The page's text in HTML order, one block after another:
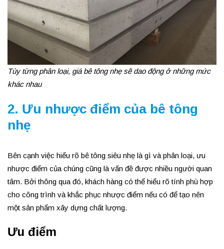
Tùy từng phân loại, giá bê tông nhẹ sẽ dao động ở những mức
khác nhau
2. Ưu nhược điểm của bê tông
nhẹ
Bên cạnh việc hiểu rõ bê tông siêu nhẹ là gì và phân loại, ưu
nhược điểm của chúng cũng là vấn đề được nhiều người quan
tâm. Bởi thông qua đó, khách hàng có thể hiểu rõ tính phù hợp
cho công trình và khắc phục nhược điểm nếu có để tạo nên
một sản phẩm xây dựng chất lượng.
Ưu điểm